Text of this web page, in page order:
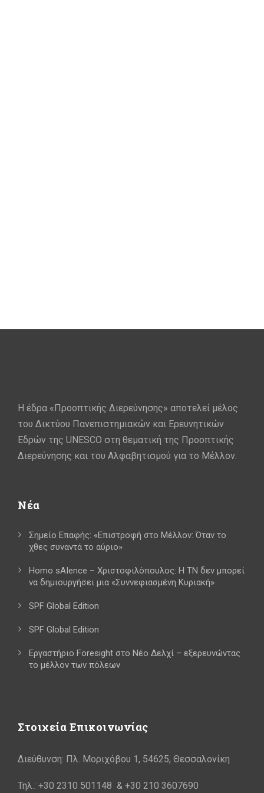
Η έδρα «Προοπτικής Διερεύνησης» αποτελεί μέλος
του Δικτύου Πανεπιστημιακών και Ερευνητικών
Εδρών της UNESCO στη θεματική της Προοπτικής
Διερεύνησης και του Αλφαβητισμού για το Μέλλον.
Νέα
Σημείο Επαφής: «Επιστροφή στο Μέλλον: Όταν το
χθες συναντά το αύριο»
Homo sAIence – Χριστοφιλόπουλος: Η ΤΝ δεν μπορεί
να δημιουργήσει μια «Συννεφιασμένη Κυριακή»
SPF Global Edition
SPF Global Edition
Εργαστήριο Foresight στο Νέο Δελχί – εξερευνώντας
το μέλλον των πόλεων
Στοιχεία Επικοινωνίας
Διεύθυνση: Πλ. Μοριχόβου 1, 54625, Θεσσαλονίκη
Τηλ.: +30 2310 501148 & +30 210 3607690